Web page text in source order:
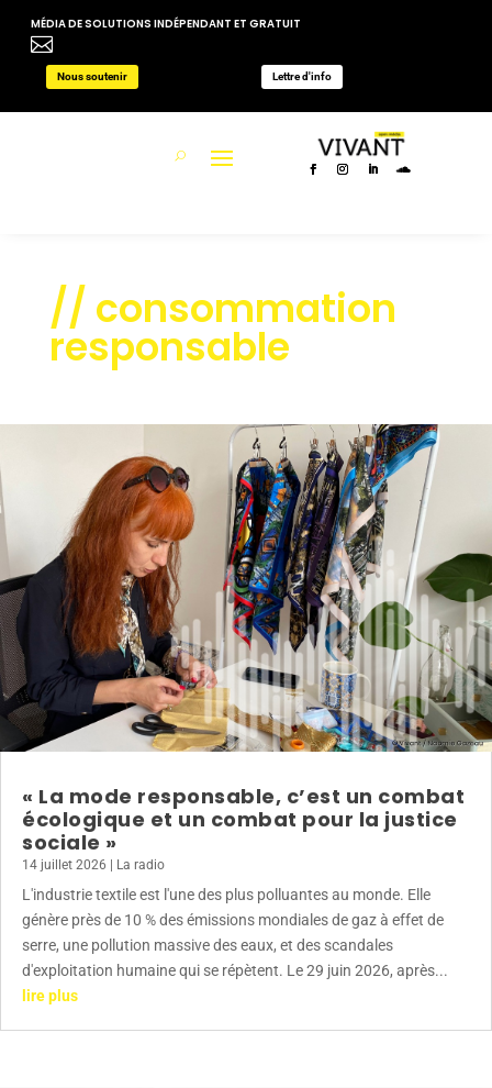
MÉDIA DE SOLUTIONS INDÉPENDANT ET GRATUIT

Nous soutenir Lettre d'info
// consommation
responsable
« La mode responsable, c’est un combat
écologique et un combat pour la justice
sociale »
14 juillet 2026 La radio
L'industrie textile est l'une des plus polluantes au monde. Elle
génère près de 10 % des émissions mondiales de gaz à effet de
serre, une pollution massive des eaux, et des scandales
d'exploitation humaine qui se répètent. Le 29 juin 2026, après...
lire plus